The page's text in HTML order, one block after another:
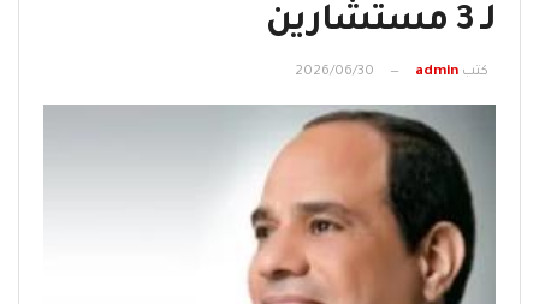
لـ 3 مستشارين
كتب admin
2026/06/30